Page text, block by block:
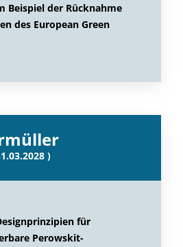
Beispiel der Rücknahme
des European Green
)
für
Perowskit-